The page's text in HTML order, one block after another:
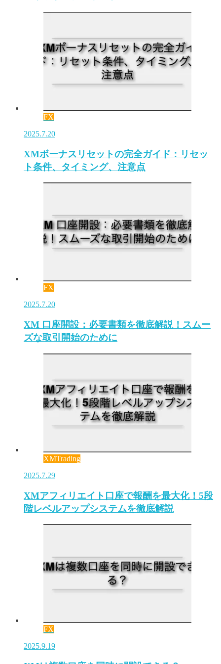
FX
2025.7.20
XMボーナスリセットの完全ガイド：リセッ
ト条件、タイミング、注意点
FX
2025.7.20
XM 口座開設：必要書類を徹底解説！スムー
ズな取引開始のために
XMTrading
2025.7.29
XMアフィリエイト口座で報酬を最大化！5段
階レベルアップシステムを徹底解説
FX
2025.9.19